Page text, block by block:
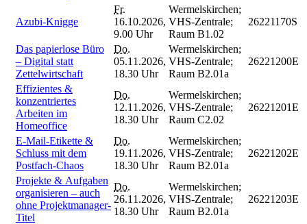
Azubi-Knigge
Fr.
16.10.2026,
9.00 Uhr
Wermelskirchen;
VHS-Zentrale;
Raum B1.02
26221170S
Das papierlose Büro
– Digital statt
Zettelwirtschaft
Do.
05.11.2026,
18.30 Uhr
Wermelskirchen;
VHS-Zentrale;
Raum B2.01a
26221200E
Effizientes &
konzentriertes
Arbeiten im
Homeoffice
Do.
12.11.2026,
18.30 Uhr
Wermelskirchen;
VHS-Zentrale;
Raum C2.02
26221201E
E-Mail-Etikette &
Schluss mit dem
Postfach-Chaos
Do.
19.11.2026,
18.30 Uhr
Wermelskirchen;
VHS-Zentrale;
Raum B2.01a
26221202E
Projekte & Aufgaben
organisieren – auch
ohne Projektmanager-
Titel
Do.
26.11.2026,
18.30 Uhr
Wermelskirchen;
VHS-Zentrale;
Raum B2.01a
26221203E